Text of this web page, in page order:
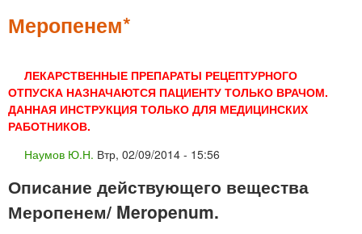
Меропенем*
ЛЕКАРСТВЕННЫЕ ПРЕПАРАТЫ РЕЦЕПТУРНОГО
ОТПУСКА НАЗНАЧАЮТСЯ ПАЦИЕНТУ ТОЛЬКО ВРАЧОМ.
ДАННАЯ ИНСТРУКЦИЯ ТОЛЬКО ДЛЯ МЕДИЦИНСКИХ
РАБОТНИКОВ.
Наумов Ю.Н. Втр, 02/09/2014 - 15:56
Описание действующего вещества
Меропенем/ Meropenum.